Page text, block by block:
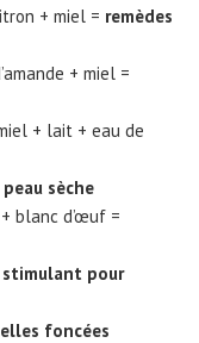
+ miel = remèdes
+ miel =
+ lait + eau de
peau sèche
blanc d’œuf =
stimulant pour
foncées